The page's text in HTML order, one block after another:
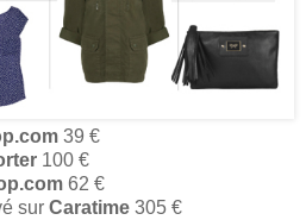
39 €
100 €
62 €
sur Caratime 305 €